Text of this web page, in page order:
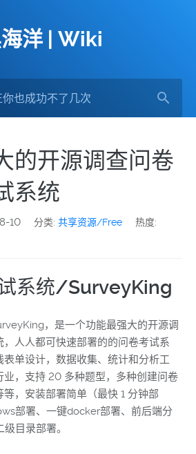
洋 | Wiki
的开源调查问卷
系统
10 分类:共享资源/Free
热度:
系统/SurveyKing
，是一个功能最强大的开源调
人人都可快速部署的的问卷考试系
单设计，数据收集、统计和分析工
业，支持 20 多种题型，多种创建问卷
，安装部署简单（最快 1 分钟部
部署、一键docker部署、前后端分
目录部署。